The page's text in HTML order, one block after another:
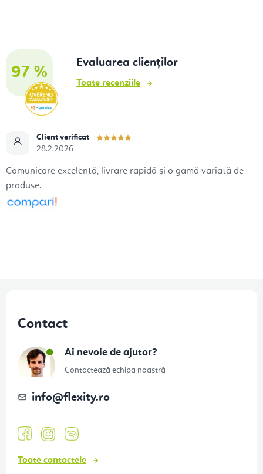
97 %
Evaluarea clienților
Toate recenziile
Client verificat
28.2.2026
Comunicare excelentă, livrare rapidă și o gamă variată de
produse.
Contact
Ai nevoie de ajutor?
Contactează echipa noastră
info@flexity.ro
Toate contactele